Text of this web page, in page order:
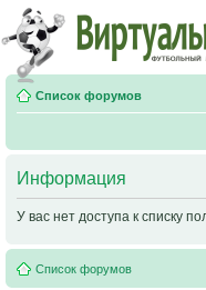
Список форумов
Информация
У вас нет доступа к списку
Список форумов